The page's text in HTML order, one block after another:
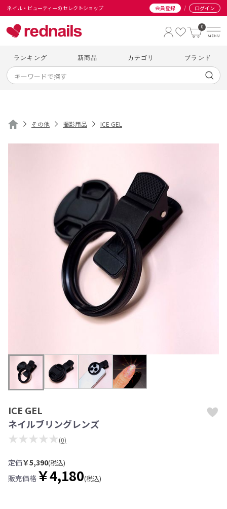
ネイル・ビューティーのセレクトショップ 会員登録 / ログイン
0
ランキング 新商品 カテゴリ ブランド
その他 撮影用品 ICE GEL
ICE GEL
ネイルブリングレンズ
★★★★★ (0)
定価￥5,390(税込)
販売価格 ￥4,180(税込)